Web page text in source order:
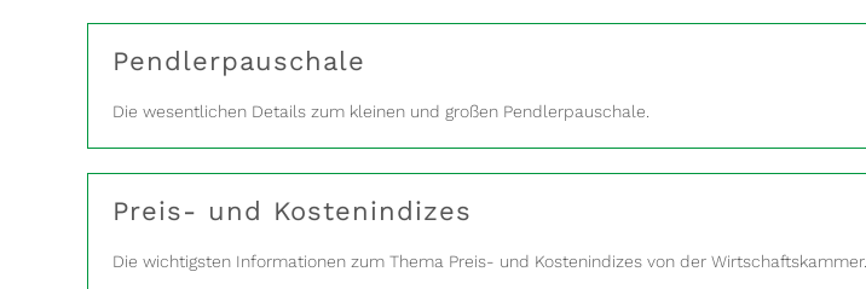
Pendlerpauschale
Die wesentlichen Details zum kleinen und großen Pendlerpauschale.
Preis- und Kostenindizes
Die wichtigsten Informationen zum Thema Preis- und Kostenindizes von der Wirtschaftskammer.